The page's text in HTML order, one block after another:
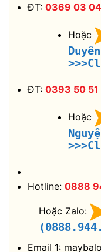
ĐT: 0369 03
Hoặc
ĐT: 0393 50 51
Hoặc
Hotline: 0888
Hoặc Zalo:
Email 1: